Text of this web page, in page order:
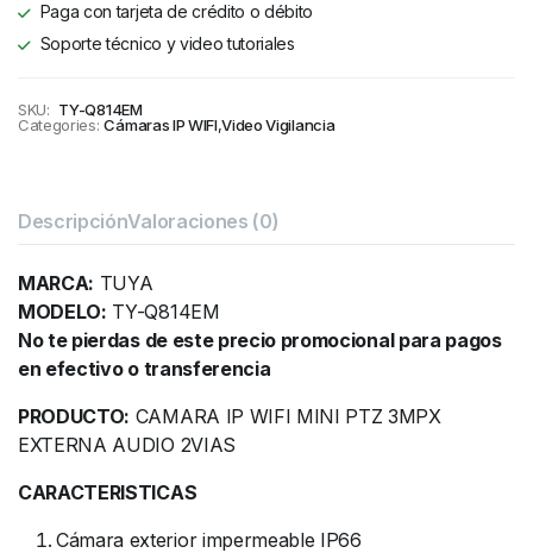
Paga con tarjeta de crédito o débito
Soporte técnico y video tutoriales
SKU: TY-Q814EM
Categories: Cámaras IP WIFI,Video Vigilancia
DescripciónValoraciones (0)
MARCA: TUYA
MODELO: TY-Q814EM
No te pierdas de este precio promocional para pagos
en efectivo o transferencia
PRODUCTO: CAMARA IP WIFI MINI PTZ 3MPX
EXTERNA AUDIO 2VIAS
CARACTERISTICAS
Cámara exterior impermeable IP66